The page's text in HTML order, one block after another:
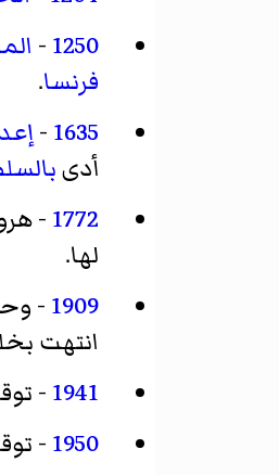
1250
-
فرنسا.
1635
-
أدى
1772
-
لها.
1909
-
انتهت
1941
-
1950
-